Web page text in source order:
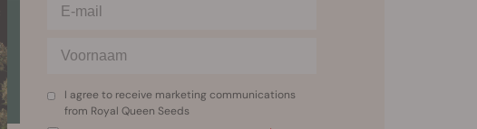
I agree to receive marketing communications
from Royal Queen Seeds